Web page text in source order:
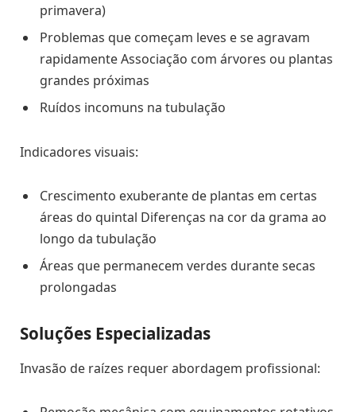
primavera)
Problemas que começam leves e se agravam
rapidamente Associação com árvores ou plantas
grandes próximas
Ruídos incomuns na tubulação
Indicadores visuais:
Crescimento exuberante de plantas em certas
áreas do quintal Diferenças na cor da grama ao
longo da tubulação
Áreas que permanecem verdes durante secas
prolongadas
Soluções Especializadas
Invasão de raízes requer abordagem profissional: